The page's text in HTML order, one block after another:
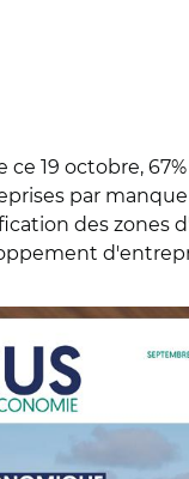
19 octobre,
par
des